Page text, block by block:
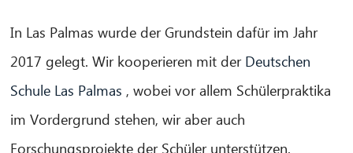
In Las Palmas wurde der Grundstein dafür im Jahr
2017 gelegt. Wir kooperieren mit der Deutschen
Schule Las Palmas , wobei vor allem Schülerpraktika
im Vordergrund stehen, wir aber auch
Forschungsprojekte der Schüler unterstützen.